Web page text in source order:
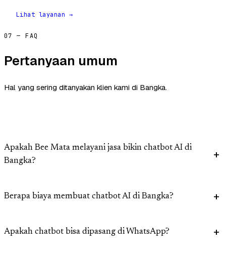
Lihat layanan →
07 — FAQ
Pertanyaan umum
Hal yang sering ditanyakan klien kami di Bangka.
Apakah Bee Mata melayani jasa bikin chatbot AI di
Bangka?
Berapa biaya membuat chatbot AI di Bangka?
Apakah chatbot bisa dipasang di WhatsApp?